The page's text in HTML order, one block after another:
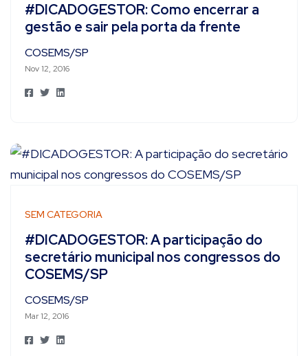
#DICADOGESTOR: Como encerrar a
gestão e sair pela porta da frente
COSEMS/SP
Nov 12, 2016
SEM CATEGORIA
#DICADOGESTOR: A participação do
secretário municipal nos congressos do
COSEMS/SP
COSEMS/SP
Mar 12, 2016